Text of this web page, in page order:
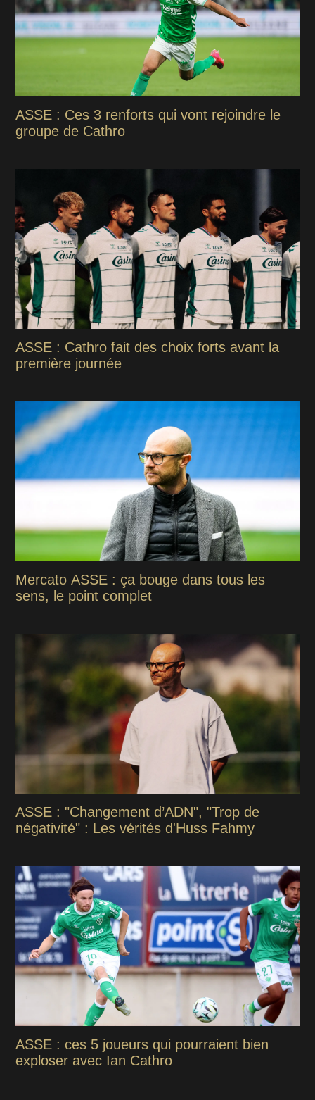
ASSE : Ces 3 renforts qui vont rejoindre le
groupe de Cathro
ASSE : Cathro fait des choix forts avant la
première journée
Mercato ASSE : ça bouge dans tous les
sens, le point complet
ASSE : "Changement d’ADN", "Trop de
négativité" : Les vérités d'Huss Fahmy
ASSE : ces 5 joueurs qui pourraient bien
exploser avec Ian Cathro